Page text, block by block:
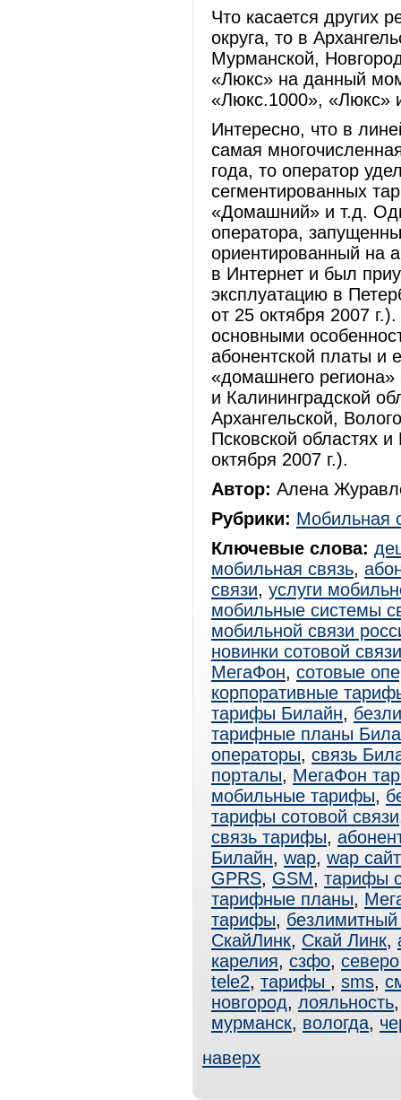
Что касается других
округа, то в
Мурманской,
«Люкс» на данный
«Люкс.1000», «Люкс»
Интересно, что в
самая
года, то оператор
сегментированных
«Домашний» и т.д.
оператора,
ориентированный на
в Интернет и был
эксплуатацию в
от 25 октября 2007
основными
абонентской платы и
«домашнего
и Калининградской
Архангельской,
Псковской областях
октября 2007 г.).
Автор: Алена
Рубрики: Мобильная
Ключевые слова:
мобильная связь,
связи, услуги
мобильные системы
мобильной связи
новинки сотовой связи
МегаФон, сотовые
корпоративные
тарифы Билайн,
тарифные планы
операторы, связь
порталы, МегаФон
мобильные тарифы,
тарифы сотовой связи
связь тарифы,
Билайн, wap, wap
GPRS, GSM, тарифы
тарифные планы,
тарифы,
СкайЛинк, Скай Линк,
карелия, сзфо,
tele2, тарифы , sms,
новгород, лояльность
мурманск, вологда,
наверх